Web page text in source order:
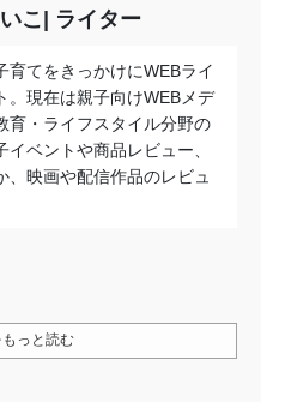
こ ライター
育てをきっかけにWEBライ
。現在は親子向けWEBメデ
育・ライフスタイル分野の
ベントや商品レビュー、
映画や配信作品のレビュ
っと読む